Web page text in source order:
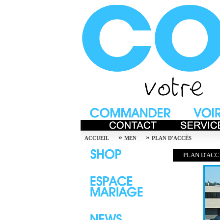
ACCUEIL » MEN » PLAN D'ACCÈS
PLAN